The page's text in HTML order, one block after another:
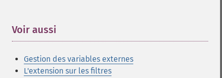
Voir aussi
Gestion des variables externes
L'extension sur les filtres